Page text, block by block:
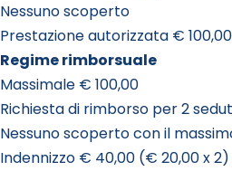
Nessuno scoperto
Prestazione autorizzata €
Regime rimborsuale
Massimale € 100,00
Richiesta di rimborso per 2
Nessuno scoperto con il
Indennizzo € 40,00 (€ 20,00 x 2)